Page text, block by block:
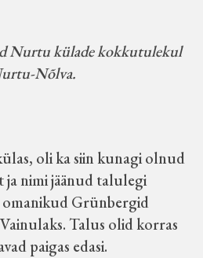
Nurtu külade kokkutulekul
Nõlva.
oli ka siin kunagi olnud
ja nimi jäänud talulegi
Grünbergid
Talus olid korras
paigas edasi.